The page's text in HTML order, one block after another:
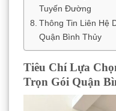
Tuyến Đường
Thông Tin Liên Hệ
Quận Bình Thủy
Tiêu Chí Lựa
Trọn Gói Quận